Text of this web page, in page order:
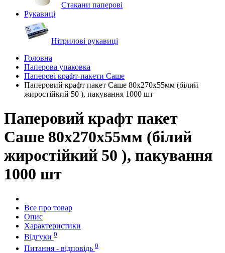
Стакани паперові
Рукавиці
Нітрилові рукавиці
Головна
Паперова упаковка
Паперові крафт-пакети Саше
Паперовий крафт пакет Саше 80х270х55мм (білий
жиростійкий 50 ), пакування 1000 шт
Паперовий крафт пакет
Саше 80х270х55мм (білий
жиростійкий 50 ), пакування
1000 шт
Все про товар
Опис
Характеристики
Відгуки 0
Питання - відповідь 0